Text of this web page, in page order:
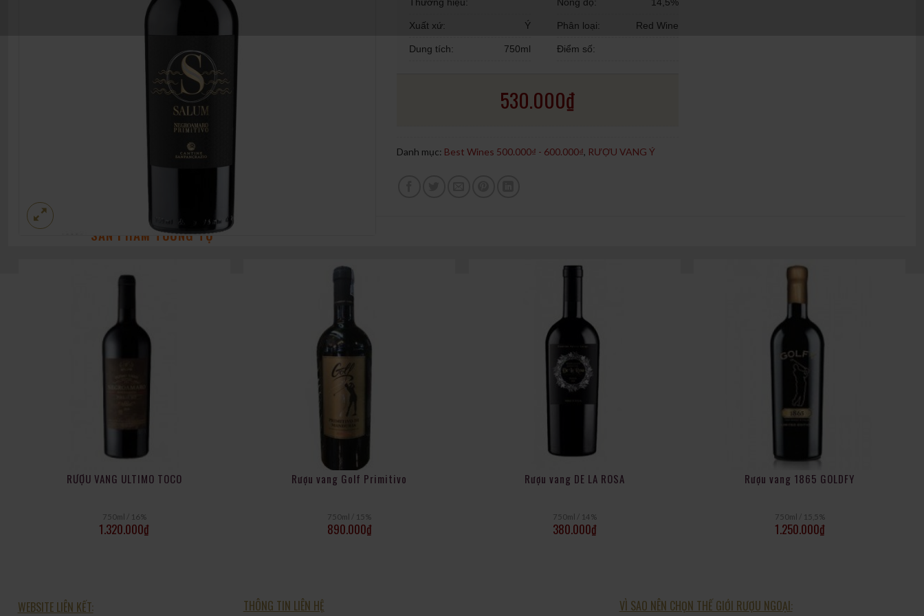
Xuất xứ: Ý
Dung tích: 750ml
Phân loại: Red Wine
Điểm số:
530.000₫
Danh mục: Best Wines 500.000₫ - 600.000₫, RƯỢU VANG Ý
SẢN PHẨM TƯƠNG TỰ
RƯỢU VANG ULTIMO TOCO
750ml / 16%
1.320.000₫
Rượu vang Golf Primitivo
750ml / 15%
890.000₫
Rượu vang DE LA ROSA
750ml / 14%
380.000₫
Rượu vang 1865 GOLDFY
750ml / 15,5%
1.250.000₫
WEBSITE LIÊN KẾT: THÔNG TIN LIÊN HỆ VÌ SAO NÊN CHỌN THẾ GIỚI RƯỢU NGOẠI: